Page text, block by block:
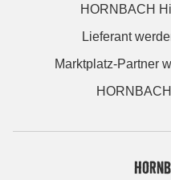
HORNBACH
Lieferant
Marktplatz-Partner